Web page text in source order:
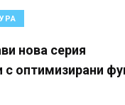
нова серия
с оптимизирани